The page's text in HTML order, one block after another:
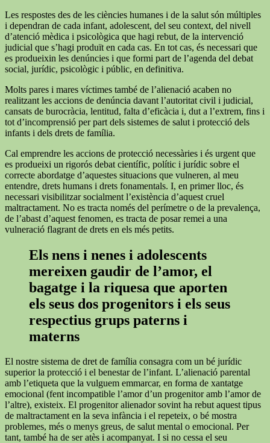
Les respostes des de les ciències humanes i de la salut són múltiples
i dependran de cada infant, adolescent, del seu context, del nivell
d’atenció mèdica i psicològica que hagi rebut, de la intervenció
judicial que s’hagi produït en cada cas. En tot cas, és necessari que
es produeixin les denúncies i que formi part de l’agenda del debat
social, jurídic, psicològic i públic, en definitiva.
Molts pares i mares víctimes també de l’alienació acaben no
realitzant les accions de denúncia davant l’autoritat civil i judicial,
cansats de burocràcia, lentitud, falta d’eficàcia i, dut a l’extrem, fins i
tot d’incomprensió per part dels sistemes de salut i protecció dels
infants i dels drets de família.
Cal emprendre les accions de protecció necessàries i és urgent que
es produeixi un rigorós debat científic, polític i jurídic sobre el
correcte abordatge d’aquestes situacions que vulneren, al meu
entendre, drets humans i drets fonamentals. I, en primer lloc, és
necessari visibilitzar socialment l’existència d’aquest cruel
maltractament. No es tracta només del perímetre o de la prevalença,
de l’abast d’aquest fenomen, es tracta de posar remei a una
vulneració flagrant de drets en els més petits.
Els nens i nenes i adolescents
mereixen gaudir de l’amor, el
bagatge i la riquesa que aporten
els seus dos progenitors i els seus
respectius grups paterns i
materns
El nostre sistema de dret de família consagra com un bé jurídic
superior la protecció i el benestar de l’infant. L’alienació parental
amb l’etiqueta que la vulguem emmarcar, en forma de xantatge
emocional (fent incompatible l’amor d’un progenitor amb l’amor de
l’altre), existeix. El progenitor alienador sovint ha rebut aquest tipus
de maltractament en la seva infància i el repeteix, o bé mostra
problemes, més o menys greus, de salut mental o emocional. Per
tant, també ha de ser atès i acompanyat. I si no cessa el seu